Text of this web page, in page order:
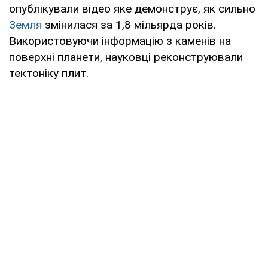
опублікували відео яке демонструє, як сильно
Земля змінилася за 1,8 мільярда років.
Використовуючи інформацію з каменів на
поверхні планети, науковці реконструювали
тектоніку плит.